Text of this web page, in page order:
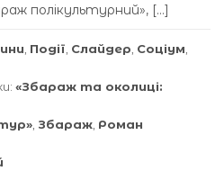
полікультурний», […]
Події Слайдер Соціум
«Збараж та околиці:
Збараж Роман